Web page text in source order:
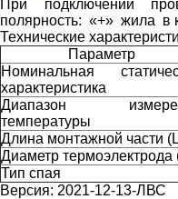
При подключении
полярность: «+» жила в
Технические
Параметр
Номинальная
характеристика
Диапазон
температуры
Длина монтажной части
Диаметр термоэлектрода
Тип спая
Версия: 2021-12-13-ЛВС